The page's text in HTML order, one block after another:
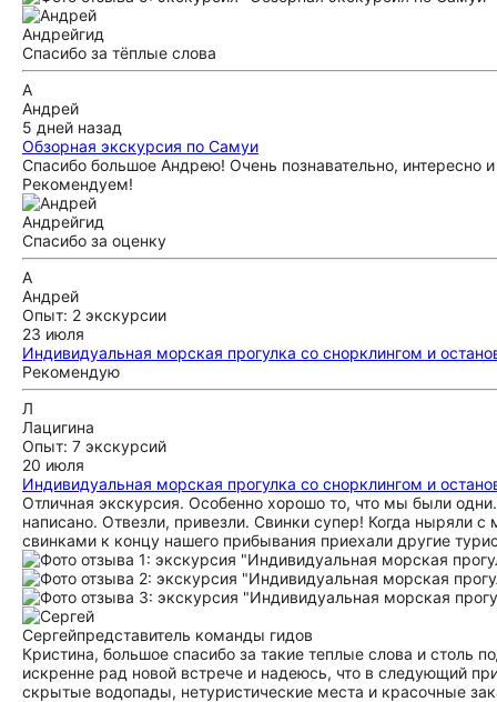
Андрейгид
Спасибо за тёплые слова
А
Андрей
5 дней назад
Обзорная экскурсия по Самуи
Спасибо большое Андрею! Очень познавательно, интересно
Рекомендуем!
Андрейгид
Спасибо за оценку
А
Андрей
Опыт: 2 экскурсии
23 июля
Индивидуальная морская прогулка со снорклингом и
Рекомендую
Л
Лацигина
Опыт: 7 экскурсий
20 июля
Индивидуальная морская прогулка со снорклингом и
Отличная экскурсия. Особенно хорошо то, что мы были
написано. Отвезли, привезли. Свинки супер! Когда ныряли
свинками к концу нашего прибывания приехали другие
Сергейпредставитель команды гидов
Кристина, большое спасибо за такие теплые слова и столь
искренне рад новой встрече и надеюсь, что в следующий
скрытые водопады, нетуристические места и красочные